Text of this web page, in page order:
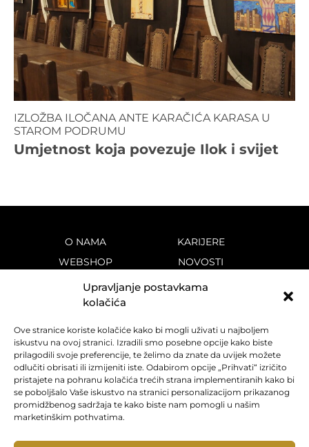
Upravljanje postavkama
kolačića
Ove stranice koriste kolačiće kako bi mogli uživati u najboljem
iskustvu na ovoj stranici. Izradili smo posebne opcije kako biste
prilagodili svoje preferencije, te želimo da znate da uvijek možete
odlučiti obrisati ili izmijeniti iste. Odabirom opcije „Prihvati“ izričito
pristajete na pohranu kolačića trećih strana implementiranih kako bi
se poboljšalo Vaše iskustvo na stranici personalizacijom prikazanog
promidžbenog sadržaja te kako biste nam pomogli u našim
marketinškim pothvatima.
IZLOŽBA ILOČANA ANTE KARAČIĆA KARASA U
STAROM PODRUMU
Umjetnost koja povezuje Ilok i svijet
O NAMA
WEBSHOP
VINOTEKE
VINA
POVIJEST
KARIJERE
NOVOSTI
KONTAKT
f i y